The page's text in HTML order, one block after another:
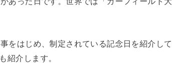
をはじめ、制定されている記念日を紹介して
紹介します。